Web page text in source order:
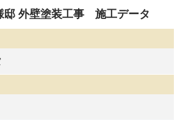
邸 外壁塗装工事 施工データ